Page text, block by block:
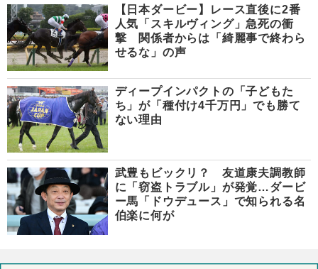
【日本ダービー】レース直後に2番
人気「スキルヴィング」急死の衝
撃 関係者からは「綺麗事で終わら
せるな」の声
ディープインパクトの「子どもた
ち」が「種付け4千万円」でも勝て
ない理由
武豊もビックリ？ 友道康夫調教師
に「窃盗トラブル」が発覚…ダービ
ー馬「ドウデュース」で知られる名
伯楽に何が